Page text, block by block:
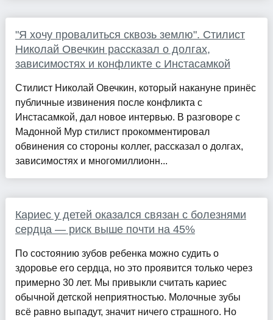
"Я хочу провалиться сквозь землю". Стилист
Николай Овечкин рассказал о долгах,
зависимостях и конфликте с Инстасамкой
Стилист Николай Овечкин, который накануне принёс
публичные извинения после конфликта с
Инстасамкой, дал новое интервью. В разговоре с
Мадонной Мур стилист прокомментировал
обвинения со стороны коллег, рассказал о долгах,
зависимостях и многомиллионн...
Кариес у детей оказался связан с болезнями
сердца — риск выше почти на 45%
По состоянию зубов ребенка можно судить о
здоровье его сердца, но это проявится только через
примерно 30 лет. Мы привыкли считать кариес
обычной детской неприятностью. Молочные зубы
всё равно выпадут, значит ничего страшного. Но